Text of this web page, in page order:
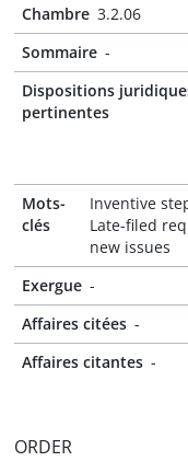
Chambre 3.2.06
Sommaire -
Dispositions
pertinentes
Mots-
clés
Inventive
Late-filed
new issues
Exergue -
Affaires citées -
Affaires citantes -
ORDER